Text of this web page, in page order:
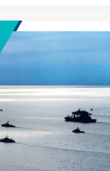
Für
darum, ChatGPT
nachzubauen.
zu entwickeln
so
zu den